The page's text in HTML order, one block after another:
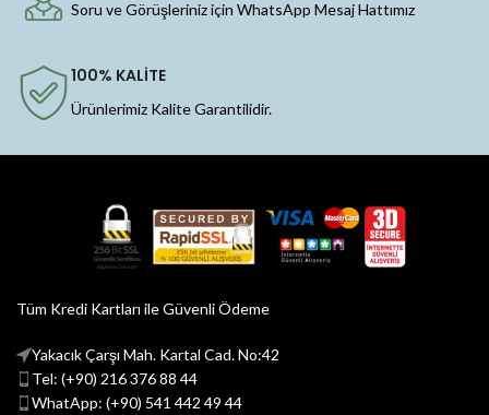
Soru ve Görüşleriniz için WhatsApp Mesaj Hattımız
100% KALİTE
Ürünlerimiz Kalite Garantilidir.
Tüm Kredi Kartları ile Güvenli Ödeme
Yakacık Çarşı Mah. Kartal Cad. No:42
Tel: (+90) 216 376 88 44
WhatApp: (+90) 541 442 49 44